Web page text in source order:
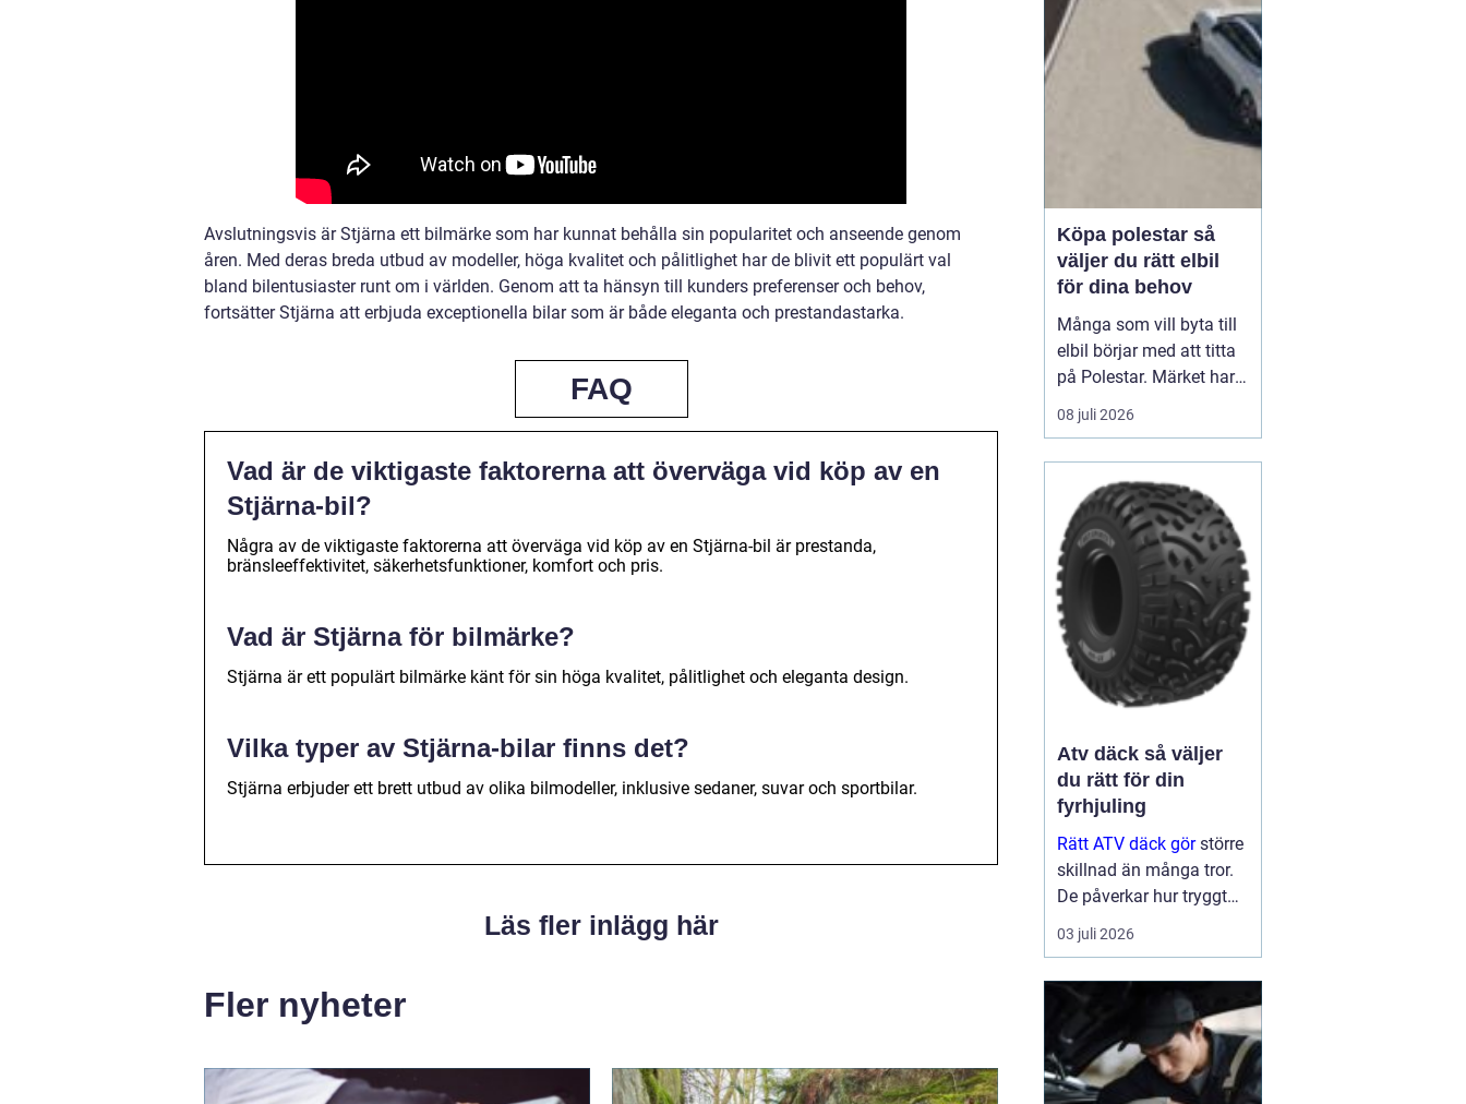
Avslutningsvis är Stjärna ett bilmärke som har kunnat behålla sin popularitet och anseende genom
åren. Med deras breda utbud av modeller, höga kvalitet och pålitlighet har de blivit ett populärt val
bland bilentusiaster runt om i världen. Genom att ta hänsyn till kunders preferenser och behov,
fortsätter Stjärna att erbjuda exceptionella bilar som är både eleganta och prestandastarka.
FAQ
Vad är de viktigaste faktorerna att överväga vid köp av en
Stjärna-bil?
Några av de viktigaste faktorerna att överväga vid köp av en Stjärna-bil är prestanda,
bränsleeffektivitet, säkerhetsfunktioner, komfort och pris.
Vad är Stjärna för bilmärke?
Stjärna är ett populärt bilmärke känt för sin höga kvalitet, pålitlighet och eleganta design.
Vilka typer av Stjärna-bilar finns det?
Stjärna erbjuder ett brett utbud av olika bilmodeller, inklusive sedaner, suvar och sportbilar.
Läs fler inlägg här
Fler nyheter
enkel genomgång av
hu...
Köpa polestar så
väljer du rätt elbil
för dina behov
Många som vill byta till
elbil börjar med att titta
på Polestar. Märket har
blivit en symbol för
modern, elektrisk körning
hållbarhet går hand i
hand. Men hur vet du om
en Polestar passar dig,
och vilken modell som är
rätt val?...
08 juli 2026
Atv däck så väljer
du rätt för din
fyrhjuling
Rätt ATV däck görstörre
skillnad än många tror.
De påverkar hur tryggt
fyrhjulingen beter sig på
väg, hur effektivt den tar
och hur marken under
hjulen mår efteråt. Med
ge...
03 juli 2026